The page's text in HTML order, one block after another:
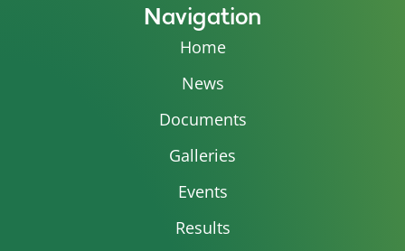
Navigation
Home
News
Documents
Galleries
Events
Results